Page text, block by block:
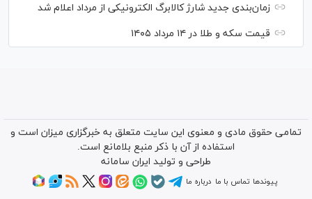
زمان‌بندی جدید شارژ کالابرگ الکترونیکی از مرداد اعلام شد
قیمت سکه و طلا در ۱۴ مرداد ۱۴۰۵
تمامی حقوق مادی و معنوی این سایت متعلق به خبرگزاری میزان است و
استفاده از آن با ذکر منبع بلامانع است.
طراحی و تولید ایران سامانه
پیوندها تماس با ما درباره ما